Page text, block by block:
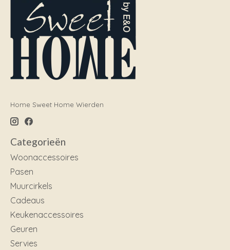
Home Sweet Home Wierden
Categorieën
Woonaccessoires
Pasen
Muurcirkels
Cadeaus
Keukenaccessoires
Geuren
Servies